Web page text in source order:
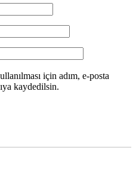
için adım, e-posta
kaydedilsin.